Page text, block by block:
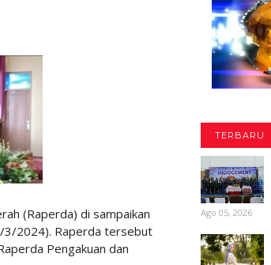
(Raperda) di sampaikan
3/2024). Raperda tersebut
Pengakuan dan
TERBARU
Ago 05, 2026